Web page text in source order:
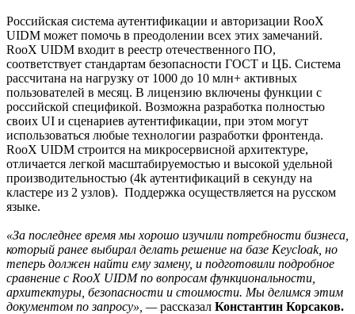
Российская система аутентификации и авторизации RooX
UIDM может помочь в преодолении всех этих замечаний.
RooX UIDM входит в реестр отечественного ПО,
соответствует стандартам безопасности ГОСТ и ЦБ. Система
рассчитана на нагрузку от 1000 до 10 млн+ активных
пользователей в месяц. В лицензию включены функции с
российской спецификой. Возможна разработка полностью
своих UI и сценариев аутентификации, при этом могут
использоваться любые технологии разработки фронтенда.
RooX UIDM строится на микросервисной архитектуре,
отличается легкой масштабируемостью и высокой удельной
производительностью (4k аутентификаций в секунду на
кластере из 2 узлов). Поддержка осуществляется на русском
языке.
«За последнее время мы хорошо изучили потребности бизнеса,
который ранее выбирал делать решение на базе Keycloak, но
теперь должен найти ему замену, и подготовили подробное
сравнение с RooX UIDM по вопросам функциональности,
архитектуры, безопасности и стоимости. Мы делимся этим
документом по запросу», —рассказал Константин Корсаков.